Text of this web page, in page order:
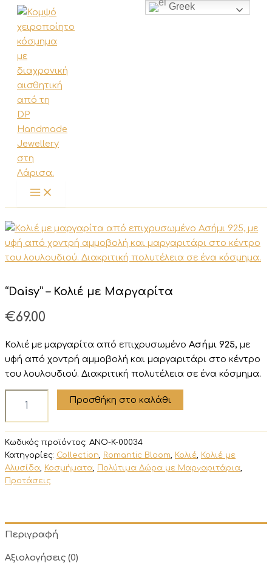
Μετάβαση
στο
περιεχόμενο
“Daisy” – Κολιέ με Μαργαρίτα
€69.00
Κολιέ με μαργαρίτα από επιχρυσωμένο Ασήμι 925, με
υφή από χοντρή αμμοβολή και μαργαριτάρι στο κέντρο
του λουλουδιού. Διακριτική πολυτέλεια σε ένα κόσμημα.
Κολιέ
με
Μαργαρίτα
ποσότητα
Προσθήκη στο καλάθι
Κωδικός προϊόντος: ANO-K-00034
Κατηγορίες: Collection, Romantic Bloom, Κολιέ, Κολιέ με
Αλυσίδα, Κοσμήματα, Πολύτιμα Δώρα με Μαργαριτάρια,
Προτάσεις
Περιγραφή
Αξιολογήσεις (0)
Greek